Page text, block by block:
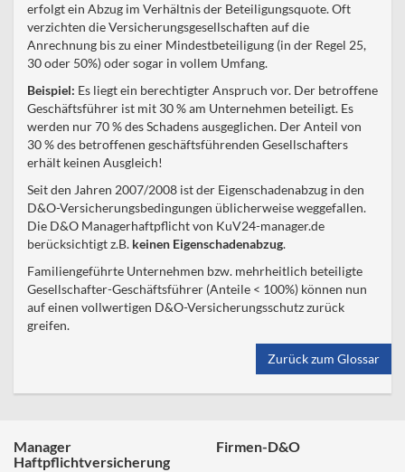
erfolgt ein Abzug im Verhältnis der Beteiligungsquote. Oft
verzichten die Versicherungsgesellschaften auf die
Anrechnung bis zu einer Mindestbeteiligung (in der Regel 25,
30 oder 50%) oder sogar in vollem Umfang.
Beispiel: Es liegt ein berechtigter Anspruch vor. Der betroffene
Geschäftsführer ist mit 30 % am Unternehmen beteiligt. Es
werden nur 70 % des Schadens ausgeglichen. Der Anteil von
30 % des betroffenen geschäftsführenden Gesellschafters
erhält keinen Ausgleich!
Seit den Jahren 2007/2008 ist der Eigenschadenabzug in den
D&O-Versicherungsbedingungen üblicherweise weggefallen.
Die D&O Managerhaftpflicht von KuV24-manager.de
berücksichtigt z.B. keinen Eigenschadenabzug.
Familiengeführte Unternehmen bzw. mehrheitlich beteiligte
Gesellschafter-Geschäftsführer (Anteile < 100%) können nun
auf einen vollwertigen D&O-Versicherungsschutz zurück
greifen.
Zurück zum Glossar
Manager
Haftpflichtversicherung
Firmen-D&O